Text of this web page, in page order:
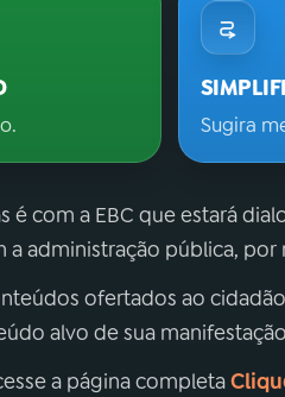
Sugira
com a EBC que estará
administração pública, por
ofertados ao
alvo de sua
a página completa